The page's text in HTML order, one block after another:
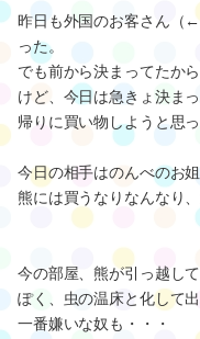
昨日も外国のお客さん（
った。
でも前から決まってたか
けど、今日は急きょ決ま
帰りに買い物しようと思
今日の相手はのんべのお
熊には買うなりなんなり
今の部屋、熊が引っ越し
ぽく、虫の温床と化して
一番嫌いな奴も・・・